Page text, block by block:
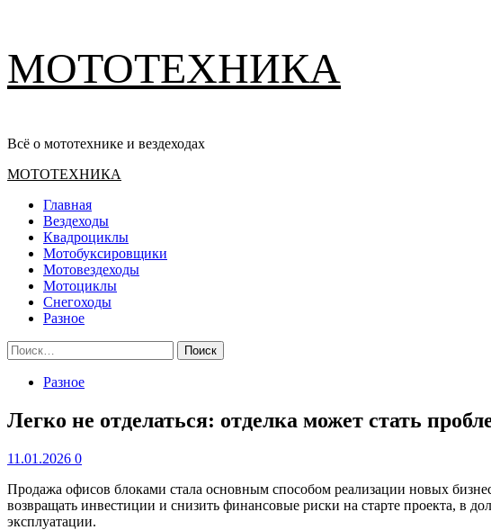
содержимому
МОТОТЕХНИКА
Всё о мототехнике и вездеходах
Основное
МОТОТЕХНИКА
Главная
Вездеходы
Квадроциклы
Мотобуксировщики
Мотовездеходы
Мотоциклы
Снегоходы
Разное
Найти:
Разное
Легко не отделаться: отделка может стать
11.01.2026 0
Продажа офисов блоками стала основным способом реализации новых
возвращать инвестиции и снизить финансовые риски на старте проекта, в
эксплуатации.